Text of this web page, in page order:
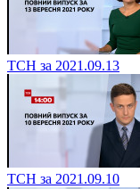
ТСН за 2021.09.13
ТСН за 2021.09.10